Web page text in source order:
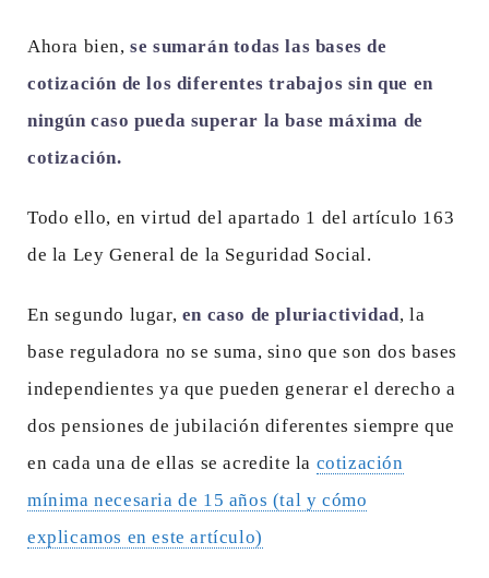
Ahora bien,se sumarán todas las bases de
cotización de los diferentes trabajos sin que en
ningún caso pueda superar la base máxima de
cotización.
Todo ello, en virtud del apartado 1 del artículo 163
de la Ley General de la Seguridad Social.
En segundo lugar, en caso de pluriactividad, la
base reguladora no se suma, sino que son dos bases
independientes ya que pueden generar el derecho a
dos pensiones de jubilación diferentes siempre que
en cada una de ellas se acredite la cotización
mínima necesaria de 15 años (tal y cómo
explicamos en este artículo)